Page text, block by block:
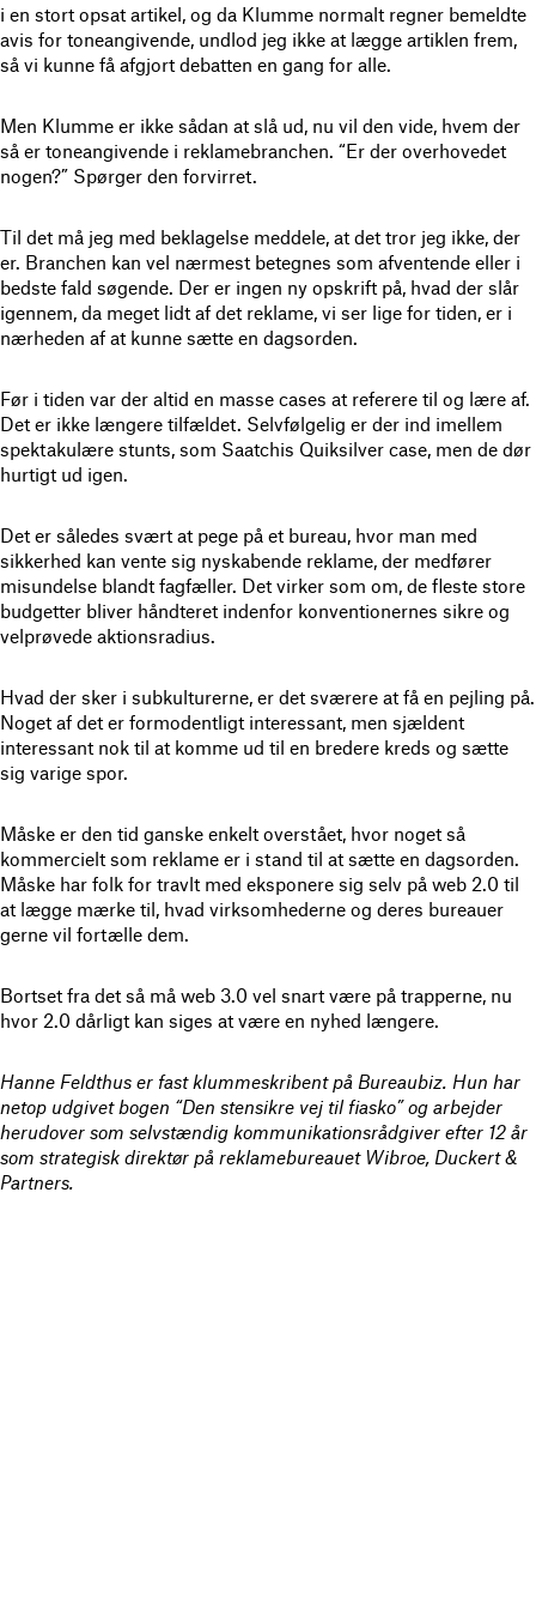
i en stort opsat artikel, og da Klumme normalt regner bemeldte
avis for toneangivende, undlod jeg ikke at lægge artiklen frem,
så vi kunne få afgjort debatten en gang for alle.
Men Klumme er ikke sådan at slå ud, nu vil den vide, hvem der
så er toneangivende i reklamebranchen. “Er der overhovedet
nogen?” Spørger den forvirret.
Til det må jeg med beklagelse meddele, at det tror jeg ikke, der
er. Branchen kan vel nærmest betegnes som afventende eller i
bedste fald søgende. Der er ingen ny opskrift på, hvad der slår
igennem, da meget lidt af det reklame, vi ser lige for tiden, er i
nærheden af at kunne sætte en dagsorden.
Før i tiden var der altid en masse cases at referere til og lære af.
Det er ikke længere tilfældet. Selvfølgelig er der ind imellem
spektakulære stunts, som Saatchis Quiksilver case, men de dør
hurtigt ud igen.
Det er således svært at pege på et bureau, hvor man med
sikkerhed kan vente sig nyskabende reklame, der medfører
misundelse blandt fagfæller. Det virker som om, de fleste store
budgetter bliver håndteret indenfor konventionernes sikre og
velprøvede aktionsradius.
Hvad der sker i subkulturerne, er det sværere at få en pejling på.
Noget af det er formodentligt interessant, men sjældent
interessant nok til at komme ud til en bredere kreds og sætte
sig varige spor.
Måske er den tid ganske enkelt overstået, hvor noget så
kommercielt som reklame er i stand til at sætte en dagsorden.
Måske har folk for travlt med eksponere sig selv på web 2.0 til
at lægge mærke til, hvad virksomhederne og deres bureauer
gerne vil fortælle dem.
Bortset fra det så må web 3.0 vel snart være på trapperne, nu
hvor 2.0 dårligt kan siges at være en nyhed længere.
Hanne Feldthus er fast klummeskribent på Bureaubiz. Hun har
netop udgivet bogen “Den stensikre vej til fiasko” og arbejder
herudover som selvstændig kommunikationsrådgiver efter 12 år
som strategisk direktør på reklamebureauet Wibroe, Duckert &
Partners.